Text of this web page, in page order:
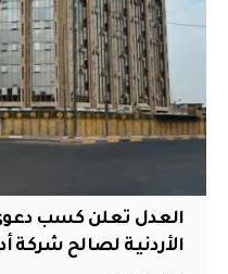
العدل تعلن كسب
الأردنية لصالح شركة